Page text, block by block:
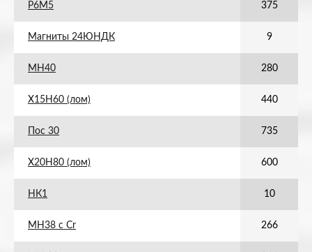
Р6М5 375
Магниты 24ЮНДК 9
МН40 280
Х15Н60 (лом) 440
Пос 30 735
Х20Н80 (лом) 600
НК1 10
МН38 с Cr 266